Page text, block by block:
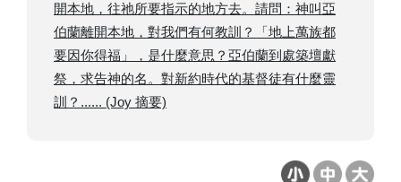
開本地，往祂所要指示的地方去。請問：神叫亞
伯蘭離開本地，對我們有何教訓？「地上萬族都
要因你得福」，是什麼意思？亞伯蘭到處築壇獻
祭，求告神的名。對新約時代的基督徒有什麼靈
訓？...... (Joy 摘要)